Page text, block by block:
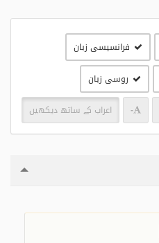
فرانسیسی زبان
روسی زبان
- اعراب کے ساتھ دیکھیں